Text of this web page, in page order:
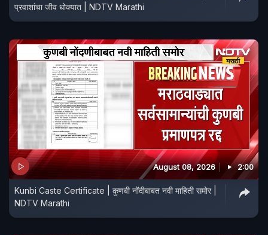
प्रवाशांचा जीव धोक्यात | NDTV Marathi
August 08, 2026 2:00
Kunbi Caste Certificate | कुणबी नोंदीबाबत नवी माहिती समोर |
NDTV Marathi